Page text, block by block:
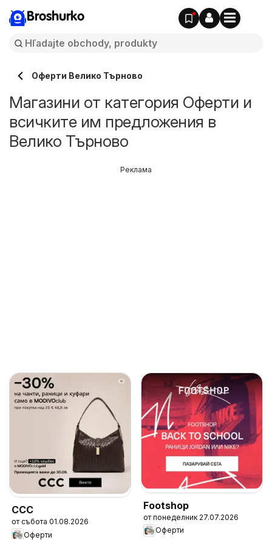
Broshurko
Оферти Велико Търново
Магазини от категория Оферти и
всичките им предложения в
Велико Търново
CCC
от събота 01.08.2026
Оферти
Footshop
от понеделник 27.07.2026
Оферти
Реклама